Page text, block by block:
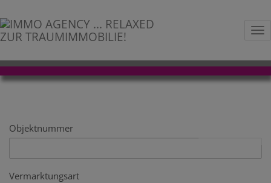
Objektnummer
Vermarktungsart